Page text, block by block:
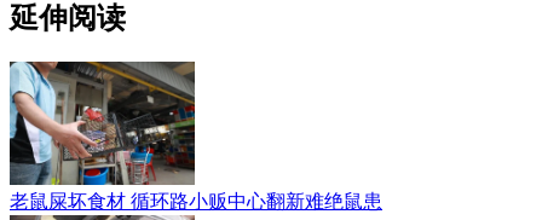
延伸阅读
老鼠屎坏食材 循环路小贩中心翻新难绝鼠患